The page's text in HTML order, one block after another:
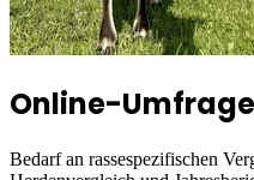
Online-Umfrage
Bedarf an rassespezifischen